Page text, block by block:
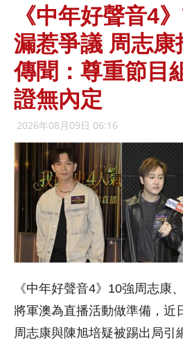
《中年好聲音4
漏惹爭議 周志康
傳聞：尊重節目
證無內定
2026年08月09日 06:16
《中年好聲音4》10強周志康
將軍澳為直播活動做準備，近
周志康與陳旭培疑被踢出局引